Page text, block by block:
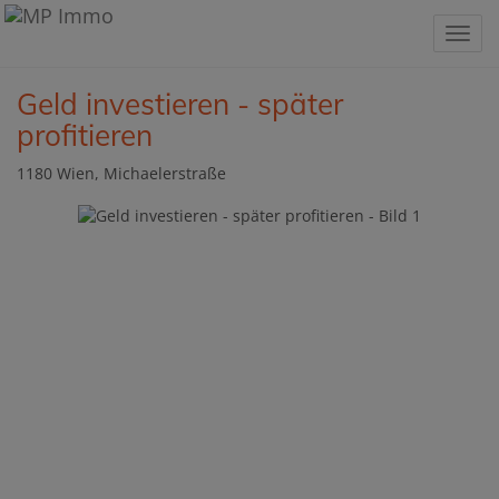
Geld investieren - später
profitieren
1180 Wien, Michaelerstraße